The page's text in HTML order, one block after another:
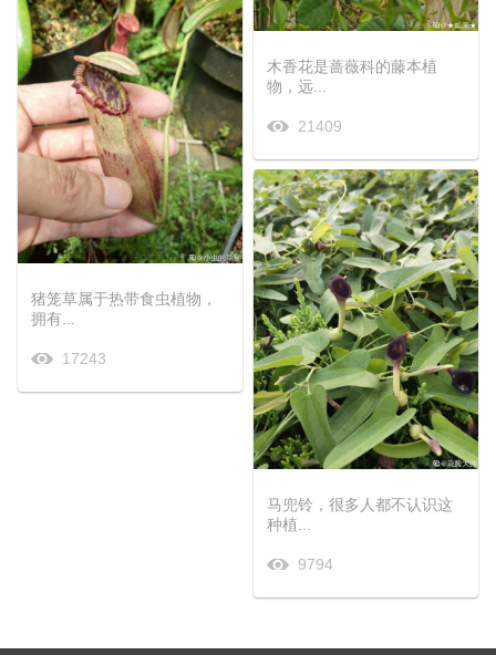
木香花是蔷薇科的藤本植
物，远...
21409
猪笼草属于热带食虫植物，
拥有...
17243
马兜铃，很多人都不认识这
种植...
9794